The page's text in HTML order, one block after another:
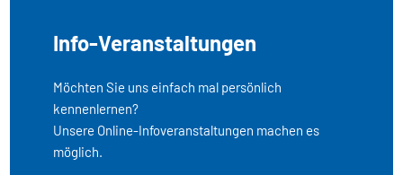
Info-Veranstaltungen
Möchten Sie uns einfach mal persönlich
kennenlernen?
Unsere Online-Infoveranstaltungen machen es
möglich.